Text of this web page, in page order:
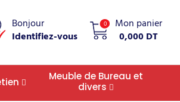
0 Mon panier
0,000 DT
Bonjour
Identifiez-vous
Meuble de Bureau et
divers